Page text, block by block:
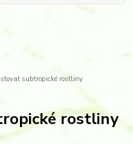
subtropické rostliny
rostliny